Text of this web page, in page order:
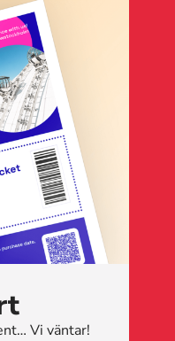
Vi väntar!